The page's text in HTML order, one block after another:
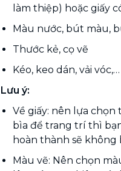
làm thiệp) hoặc giấy
Màu nước, bút màu,
Thước kẻ, cọ vẽ
Kéo, keo dán, vải vóc,…
Lưu ý:
Về giấy: nên lựa chọn
bìa để trang trí thì
hoàn thành sẽ không
Màu vẽ: Nên chọn